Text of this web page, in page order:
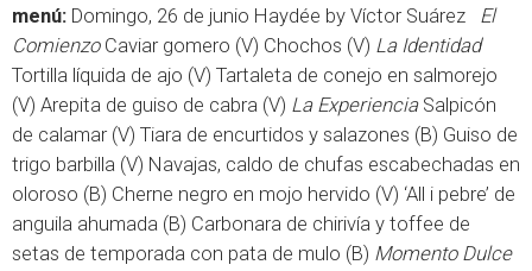
menú: Domingo, 26 de junio Haydée by Víctor Suárez El
ComienzoCaviar gomero (V) Chochos (V) La Identidad
Tortilla líquida de ajo (V) Tartaleta de conejo en salmorejo
(V) Arepita de guiso de cabra (V) La ExperienciaSalpicón
de calamar (V) Tiara de encurtidos y salazones (B) Guiso de
trigo barbilla (V) Navajas, caldo de chufas escabechadas en
oloroso (B) Cherne negro en mojo hervido (V) ‘All i pebre’ de
anguila ahumada (B) Carbonara de chirivía y toffee de
setas de temporada con pata de mulo (B) Momento Dulce